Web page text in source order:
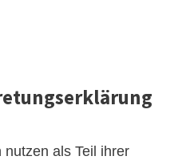
als Teil ihrer